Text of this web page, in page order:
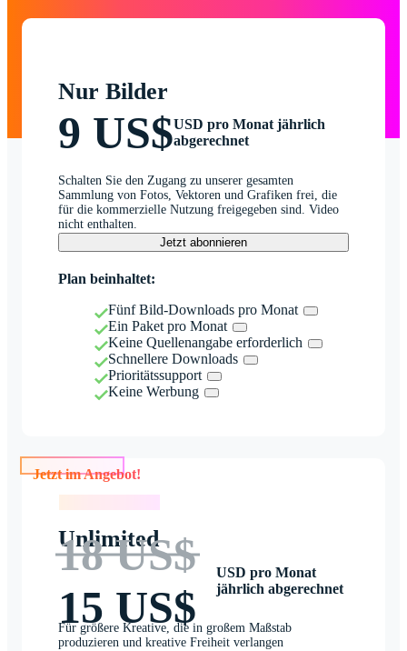
Nur Bilder
9 US$USD pro Monat jährlich
abgerechnet
Schalten Sie den Zugang zu unserer gesamten
Sammlung von Fotos, Vektoren und Grafiken frei, die
für die kommerzielle Nutzung freigegeben sind. Video
nicht enthalten.
Jetzt abonnieren
Plan beinhaltet:
Fünf Bild-Downloads pro Monat
Ein Paket pro Monat
Keine Quellenangabe erforderlich
Schnellere Downloads
Prioritätssupport
Keine Werbung
Jetzt im Angebot!
Unlimited
18 US$
15 US$
USD pro Monat
jährlich abgerechnet
Für größere Kreative, die in großem Maßstab
produzieren und kreative Freiheit verlangen